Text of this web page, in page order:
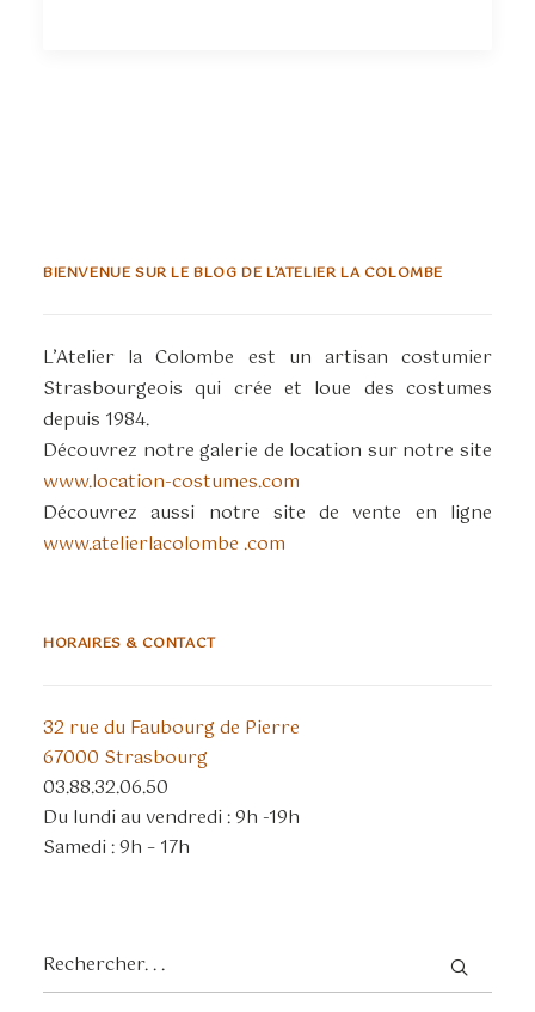
BIENVENUE SUR LE BLOG DE L’ATELIER LA COLOMBE
L’Atelier la Colombe est un artisan costumier
Strasbourgeois qui crée et loue des costumes
depuis 1984.
Découvrez notre galerie de location sur notre site
www.location-costumes.com
Découvrez aussi notre site de vente en ligne
www.atelierlacolombe .com
HORAIRES & CONTACT
32 rue du Faubourg de Pierre
67000 Strasbourg
03.88.32.06.50
Du lundi au vendredi : 9h -19h
Samedi : 9h – 17h